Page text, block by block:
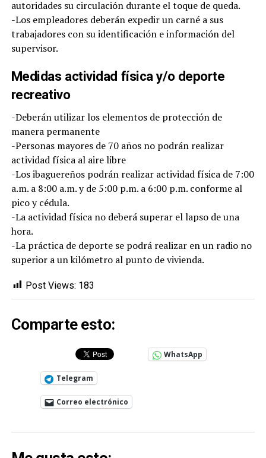
autoridades su circulación durante el toque de queda.
-Los empleadores deberán expedir un carné a sus
trabajadores con su identificación e información del
supervisor.
Medidas actividad física y/o deporte
recreativo
-Deberán utilizar los elementos de protección de
manera permanente
-Personas mayores de 70 años no podrán realizar
actividad física al aire libre
-Los ibaguereños podrán realizar actividad física de 7:00
a.m. a 8:00 a.m. y de 5:00 p.m. a 6:00 p.m. conforme al
pico y cédula.
-La actividad física no deberá superar el lapso de una
hora.
-La práctica de deporte se podrá realizar en un radio no
superior a un kilómetro al punto de vivienda.
Post Views: 183
Comparte esto:
WhatsApp
Telegram
Correo electrónico